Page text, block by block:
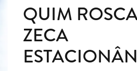
QUIM
ZECA